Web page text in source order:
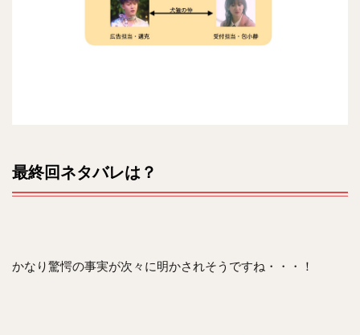
最終回ネタバレは？
かなり驚愕の事実が次々に明かされそうですね・・・！